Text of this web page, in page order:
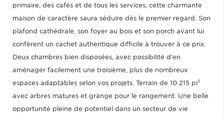
primaire, des cafés et de tous les services, cette charmante
maison de caractère saura séduire dès le premier regard. Son
plafond cathédrale, son foyer au bois et son porch avant lui
confèrent un cachet authentique difficile à trouver à ce prix.
Deux chambres bien disposées, avec possibilité d'en
aménager facilement une troisième, plus de nombreux
espaces adaptables selon vos projets. Terrain de 10 215 pi²
avec arbres matures et grange pour le rangement. Une belle
opportunité pleine de potentiel dans un secteur de vie